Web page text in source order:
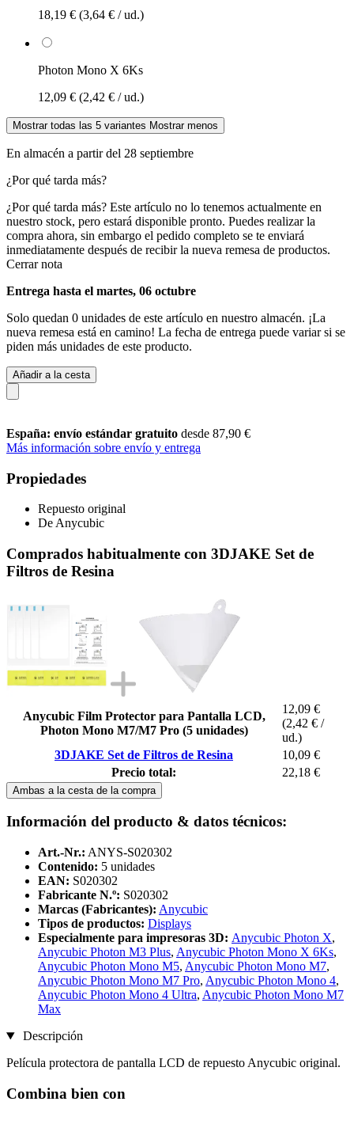
18,19 € (3,64 € / ud.)
Photon Mono X 6Ks
12,09 € (2,42 € / ud.)
Mostrar todas las 5 variantes Mostrar menos
En almacén a partir del 28 septiembre
¿Por qué tarda más?
¿Por qué tarda más? Este artículo no lo tenemos actualmente en
nuestro stock, pero estará disponible pronto. Puedes realizar la
compra ahora, sin embargo el pedido completo se te enviará
inmediatamente después de recibir la nueva remesa de productos.
Cerrar nota
Entrega hasta el martes, 06 octubre
Solo quedan 0 unidades de este artículo en nuestro almacén. ¡La
nueva remesa está en camino! La fecha de entrega puede variar si se
piden más unidades de este producto.
Añadir a la cesta
España: envío estándar gratuito desde 87,90 €
Más información sobre envío y entrega
Propiedades
Repuesto original
De Anycubic
Comprados habitualmente con 3DJAKE Set de
Filtros de Resina
Anycubic Film Protector para Pantalla LCD,
Photon Mono M7/M7 Pro (5 unidades)
12,09 €
(2,42 € /
ud.)
3DJAKE Set de Filtros de Resina
10,09 €
Precio total:
22,18 €
Ambas a la cesta de la compra
Información del producto & datos técnicos:
Art.-Nr.: ANYS-S020302
Contenido: 5 unidades
EAN: S020302
Fabricante N.º: S020302
Marcas (Fabricantes): Anycubic
Tipos de productos: Displays
Especialmente para impresoras 3D: Anycubic Photon X,
Anycubic Photon M3 Plus, Anycubic Photon Mono X 6Ks,
Anycubic Photon Mono M5, Anycubic Photon Mono M7,
Anycubic Photon Mono M7 Pro, Anycubic Photon Mono 4,
Anycubic Photon Mono 4 Ultra, Anycubic Photon Mono M7
Max
Descripción
Película protectora de pantalla LCD de repuesto Anycubic original.
Combina bien con